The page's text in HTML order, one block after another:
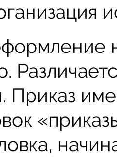
Приказ